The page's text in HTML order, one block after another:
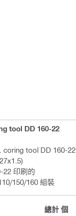
tool DD 160-22
coring tool DD 160-22
22 印刷的
150/160 組裝
總計 個